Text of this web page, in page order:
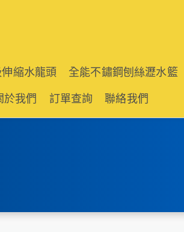
縮水龍頭 全能不鏽鋼刨絲瀝水籃
於我們 訂單查詢 聯絡我們